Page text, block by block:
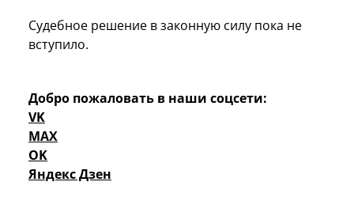
Судебное решение в законную силу пока не
вступило.
Добро пожаловать в наши соцсети:
VK
MAX
OK
Яндекс Дзен